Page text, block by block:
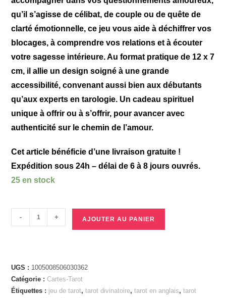
qu’il s’agisse de célibat, de couple ou de quête de
clarté émotionnelle, ce jeu vous aide à déchiffrer vos
blocages, à comprendre vos relations et à écouter
votre sagesse intérieure. Au format pratique de 12 x 7
cm, il allie un design soigné à une grande
accessibilité, convenant aussi bien aux débutants
qu’aux experts en tarologie. Un cadeau spirituel
unique à offrir ou à s’offrir, pour avancer avec
authenticité sur le chemin de l’amour.
Cet article bénéficie d’une livraison gratuite !
Expédition sous 24h – délai de 6 à 8 jours ouvrés.
25 en stock
- + AJOUTER AU PANIER
UGS : 1005008506030362
Catégorie :Cartes-Tarot
Étiquettes : jeu de tarot,tarot divinatoire,tarot en anglais,tarot